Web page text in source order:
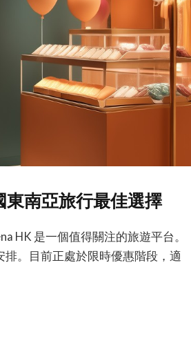
南亞旅行最佳選擇
HK 是一個值得關注的旅遊平台。
。目前正處於限時優惠階段，適